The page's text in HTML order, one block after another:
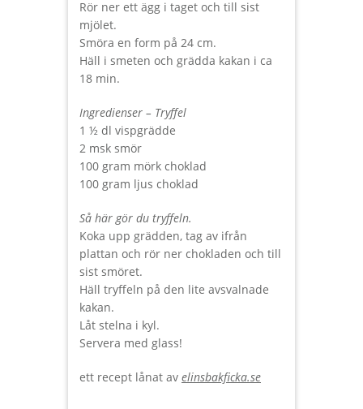
Rör ner ett ägg i taget och till sist
mjölet.
Smöra en form på 24 cm.
Häll i smeten och grädda kakan i ca
18 min.
Ingredienser – Tryffel
1 ½ dl vispgrädde
2 msk smör
100 gram mörk choklad
100 gram ljus choklad
Så här gör du tryffeln.
Koka upp grädden, tag av ifrån
plattan och rör ner chokladen och till
sist smöret.
Häll tryffeln på den lite avsvalnade
kakan.
Låt stelna i kyl.
Servera med glass!
ett recept lånat av elinsbakficka.se